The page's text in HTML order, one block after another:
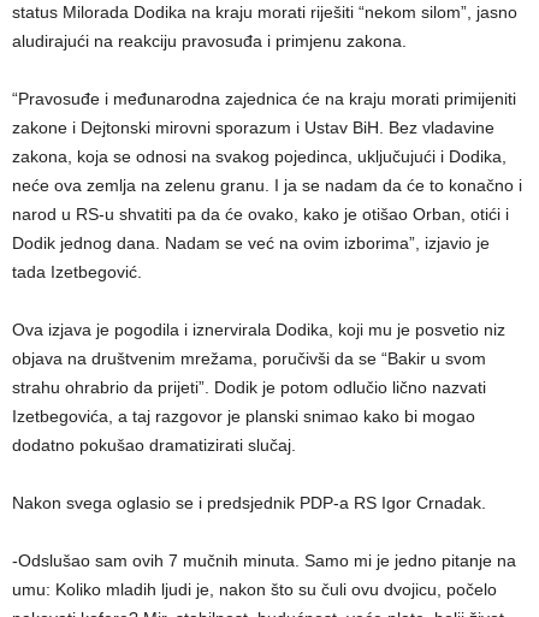
status Milorada Dodika na kraju morati riješiti “nekom silom”, jasno
aludirajući na reakciju pravosuđa i primjenu zakona.
“Pravosuđe i međunarodna zajednica će na kraju morati primijeniti
zakone i Dejtonski mirovni sporazum i Ustav BiH. Bez vladavine
zakona, koja se odnosi na svakog pojedinca, uključujući i Dodika,
neće ova zemlja na zelenu granu. I ja se nadam da će to konačno i
narod u RS-u shvatiti pa da će ovako, kako je otišao Orban, otići i
Dodik jednog dana. Nadam se već na ovim izborima”, izjavio je
tada Izetbegović.
Ova izjava je pogodila i iznervirala Dodika, koji mu je posvetio niz
objava na društvenim mrežama, poručivši da se “Bakir u svom
strahu ohrabrio da prijeti”. Dodik je potom odlučio lično nazvati
Izetbegovića, a taj razgovor je planski snimao kako bi mogao
dodatno pokušao dramatizirati slučaj.
Nakon svega oglasio se i predsjednik PDP-a RS Igor Crnadak.
-Odslušao sam ovih 7 mučnih minuta. Samo mi je jedno pitanje na
umu: Koliko mladih ljudi je, nakon što su čuli ovu dvojicu, počelo